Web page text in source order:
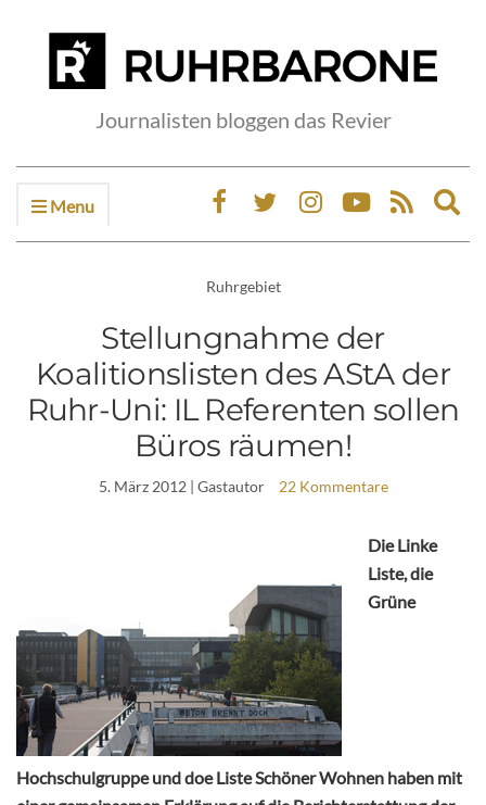
Journalisten bloggen das Revier
Menu
Ruhrgebiet
Stellungnahme der
Koalitionslisten des AStA der
Ruhr-Uni: IL Referenten sollen
Büros räumen!
5. März 2012| Gastautor 22 Kommentare
Die Linke
Liste, die
Grüne
Hochschulgruppe und doe Liste Schöner Wohnen haben mit